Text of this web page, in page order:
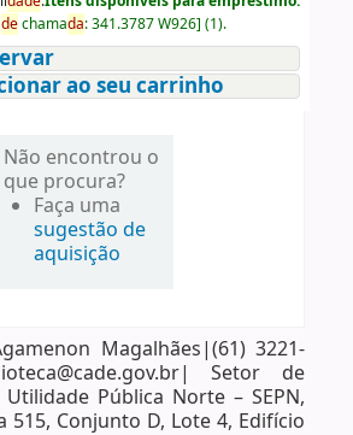
dechamada:341.3787 W926] (1).
ao seu carrinho
Não encontrou o
que procura?
Faça uma
sugestão de
aquisição
Magalhães|(61) 3221-
Setor de
Pública Norte – SEPN,
515, Conjunto D, Lote 4, Edifício